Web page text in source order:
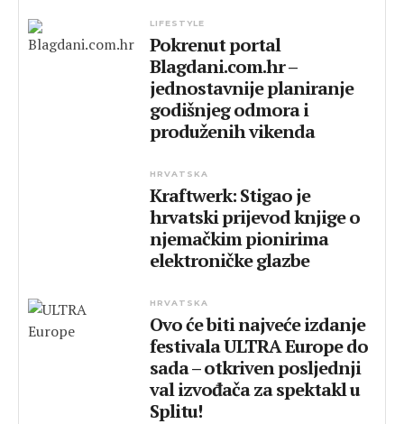
LIFESTYLE
Pokrenut portal
Blagdani.com.hr –
jednostavnije planiranje
godišnjeg odmora i
produženih vikenda
HRVATSKA
Kraftwerk: Stigao je
hrvatski prijevod knjige o
njemačkim pionirima
elektroničke glazbe
HRVATSKA
Ovo će biti najveće izdanje
festivala ULTRA Europe do
sada – otkriven posljednji
val izvođača za spektakl u
Splitu!